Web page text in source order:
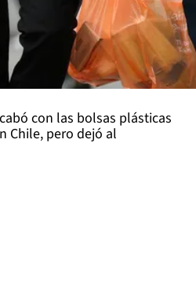
con las bolsas plásticas
Chile, pero dejó al